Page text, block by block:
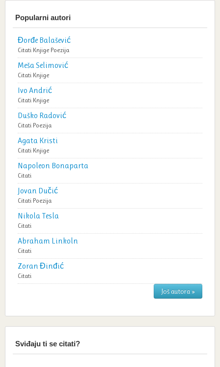
Popularni autori
Đorđe Balašević
Citati Knjige Poezija
Meša Selimović
Citati Knjige
Ivo Andrić
Citati Knjige
Duško Radović
Citati Poezija
Agata Kristi
Citati Knjige
Napoleon Bonaparta
Citati
Jovan Dučić
Citati Poezija
Nikola Tesla
Citati
Abraham Linkoln
Citati
Zoran Đinđić
Citati
Još autora »
Sviđaju ti se citati?